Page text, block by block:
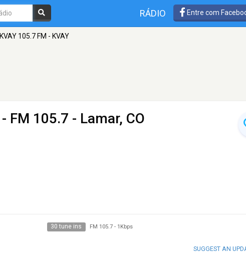
RÁDIO Entre com
KVAY 105.7 FM - KVAY
- FM 105.7 - Lamar, CO
30 tune ins FM 105.7- 1Kbps
SUGGEST AN